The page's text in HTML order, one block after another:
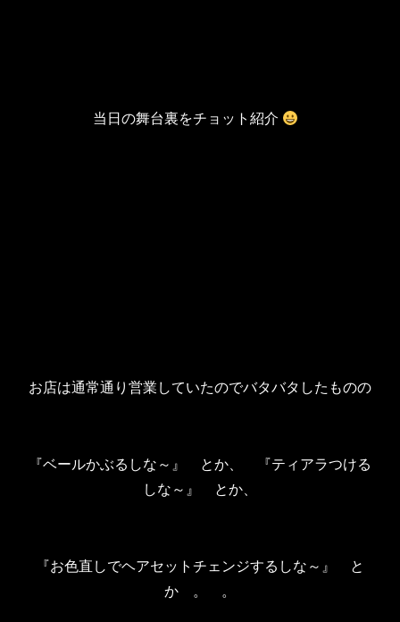
当日の舞台裏をチョット紹介
お店は通常通り営業していたのでバタバタしたものの
『ベールかぶるしな～』 とか、 『ティアラつける
しな～』 とか、
『お色直しでヘアセットチェンジするしな～』 と
か 。 。